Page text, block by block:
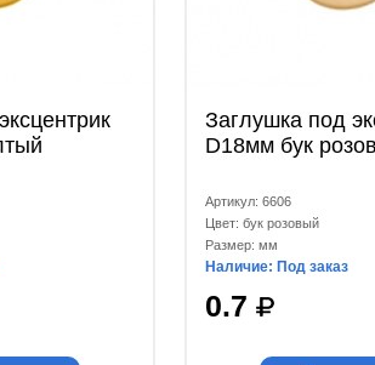
Заглушка под
D18мм бук
Артикул: 6606
Цвет: бук розовый
Размер: мм
Наличие: Под заказ
0.7